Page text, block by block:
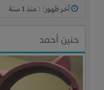
آخر ظهور: : منذ 1 سنة
حنين أحمد